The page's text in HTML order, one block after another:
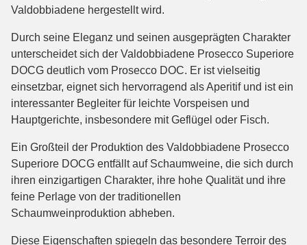
Valdobbiadene hergestellt wird.
Durch seine Eleganz und seinen ausgeprägten Charakter
unterscheidet sich der Valdobbiadene Prosecco Superiore
DOCG deutlich vom Prosecco DOC. Er ist vielseitig
einsetzbar, eignet sich hervorragend als Aperitif und ist ein
interessanter Begleiter für leichte Vorspeisen und
Hauptgerichte, insbesondere mit Geflügel oder Fisch.
Ein Großteil der Produktion des Valdobbiadene Prosecco
Superiore DOCG entfällt auf Schaumweine, die sich durch
ihren einzigartigen Charakter, ihre hohe Qualität und ihre
feine Perlage von der traditionellen
Schaumweinproduktion abheben.
Diese Eigenschaften spiegeln das besondere Terroir des